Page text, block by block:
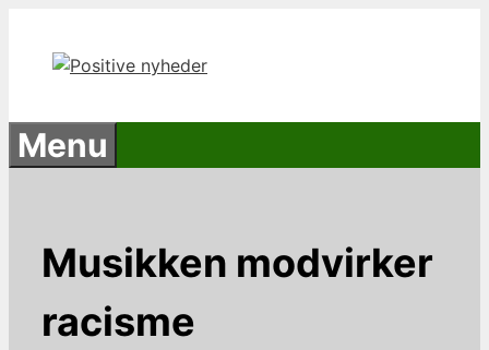
indhold
Menu
Musikken modvirker
racisme